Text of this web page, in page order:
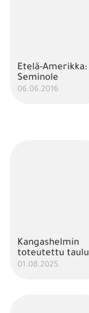
Etelä-Amerikka:
Seminole
06.06.2016
Kangashelmin
toteutettu taulu
01.08.2025